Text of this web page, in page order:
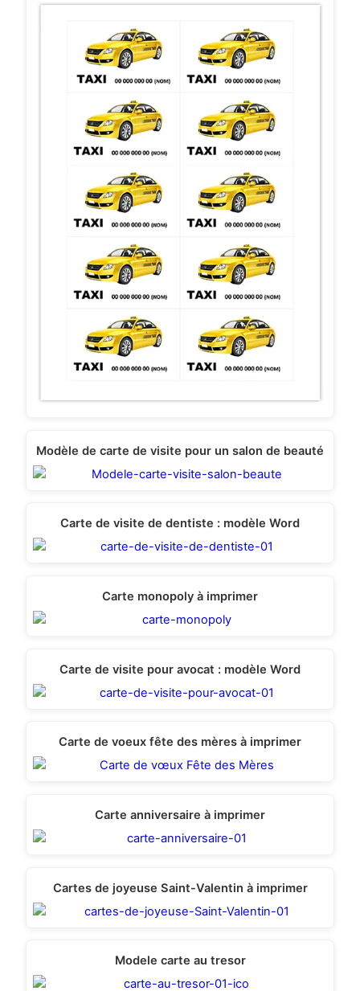
Modèle de carte de visite pour un salon de beauté
Carte de visite de dentiste : modèle Word
Carte monopoly à imprimer
Carte de visite pour avocat : modèle Word
Carte de voeux fête des mères à imprimer
Carte anniversaire à imprimer
Cartes de joyeuse Saint-Valentin à imprimer
Modele carte au tresor